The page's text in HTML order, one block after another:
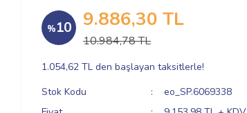
%10 9.886,30 TL
10.984,78 TL
1.054,62 TL den başlayan taksitlerle!
Stok Kodu
eo_SP.6069338